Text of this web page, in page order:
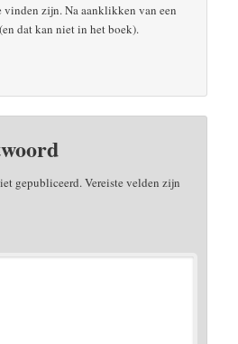
zijn. Na aanklikken van een
dat kan niet in het boek).
gepubliceerd.Vereiste velden zijn